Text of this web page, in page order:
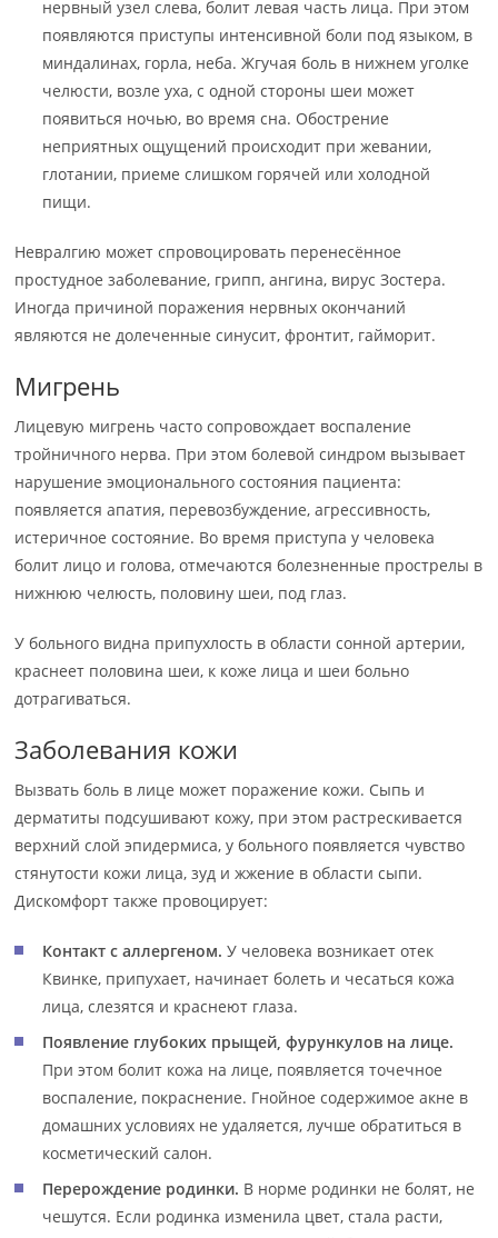
нервный узел слева, болит левая часть лица. При этом
появляются приступы интенсивной боли под языком, в
миндалинах, горла, неба. Жгучая боль в нижнем уголке
челюсти, возле уха, с одной стороны шеи может
появиться ночью, во время сна. Обострение
неприятных ощущений происходит при жевании,
глотании, приеме слишком горячей или холодной
пищи.
Невралгию может спровоцировать перенесённое
простудное заболевание, грипп, ангина, вирус Зостера.
Иногда причиной поражения нервных окончаний
являются не долеченные синусит, фронтит, гайморит.
Мигрень
Лицевую мигрень часто сопровождает воспаление
тройничного нерва. При этом болевой синдром вызывает
нарушение эмоционального состояния пациента:
появляется апатия, перевозбуждение, агрессивность,
истеричное состояние. Во время приступа у человека
болит лицо и голова, отмечаются болезненные прострелы в
нижнюю челюсть, половину шеи, под глаз.
У больного видна припухлость в области сонной артерии,
краснеет половина шеи, к коже лица и шеи больно
дотрагиваться.
Заболевания кожи
Вызвать боль в лице может поражение кожи. Сыпь и
дерматиты подсушивают кожу, при этом растрескивается
верхний слой эпидермиса, у больного появляется чувство
стянутости кожи лица, зуд и жжение в области сыпи.
Дискомфорт также провоцирует:
Контакт с аллергеном. У человека возникает отек
Квинке, припухает, начинает болеть и чесаться кожа
лица, слезятся и краснеют глаза.
Появление глубоких прыщей, фурункулов на лице.
При этом болит кожа на лице, появляется точечное
воспаление, покраснение. Гнойное содержимое акне в
домашних условиях не удаляется, лучше обратиться в
косметический салон.
Перерождение родинки. В норме родинки не болят, не
чешутся. Если родинка изменила цвет, стала расти,